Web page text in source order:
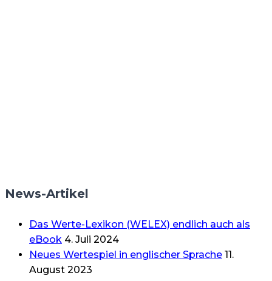
News-Artikel
Das Werte-Lexikon (WELEX) endlich auch als
eBook 4. Juli 2024
Neues Wertespiel in englischer Sprache 11.
August 2023